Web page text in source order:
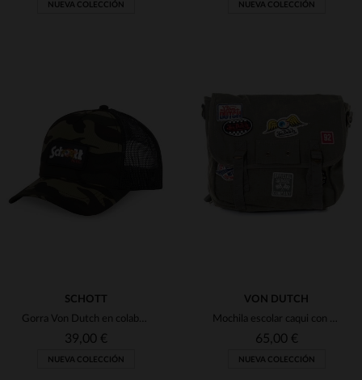
TALLAS DISPONIBLES
NUEVA COLECCIÓN
TALLAS DISPONIBLES
NUEVA COLECCIÓN
SCHOTT
Gorra Von Dutch en colaboración con Schott NYC con estampado de camuflaje
39,00 €
NUEVA COLECCIÓN
VON DUTCH
Mochila escolar caqui con parches de motorista
65,00 €
NUEVA COLECCIÓN